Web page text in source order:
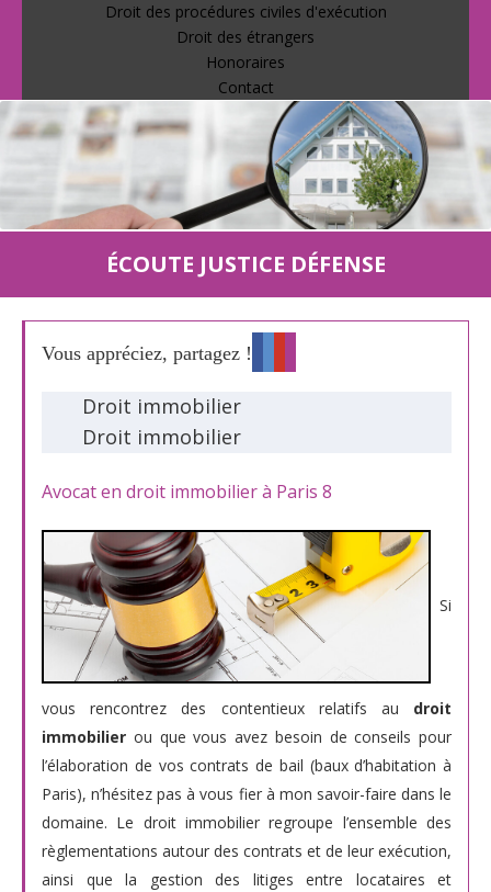
Droit des procédures civiles d'exécution
Droit des étrangers
Honoraires
Contact
ÉCOUTE JUSTICE DÉFENSE
Vous appréciez, partagez !
Droit immobilier
Droit immobilier
Avocat en droit immobilier à Paris 8
Si
vous rencontrez des contentieux relatifs au droit
immobilier ou que vous avez besoin de conseils pour
l’élaboration de vos contrats de bail (baux d’habitation à
Paris), n’hésitez pas à vous fier à mon savoir-faire dans le
domaine. Le droit immobilier regroupe l’ensemble des
règlementations autour des contrats et de leur exécution,
ainsi que la gestion des litiges entre locataires et